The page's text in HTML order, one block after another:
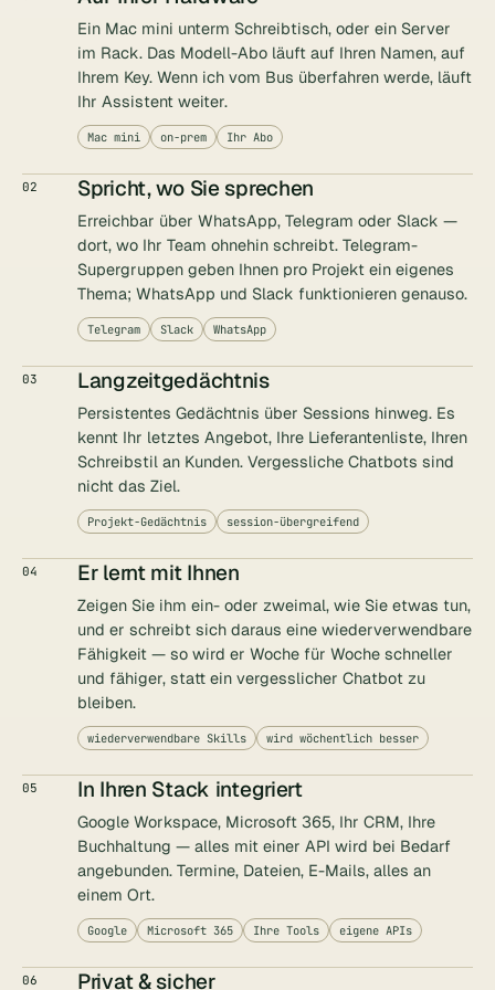
Ein Mac mini unterm Schreibtisch, oder ein Server
im Rack. Das Modell-Abo läuft auf Ihren Namen, auf
Ihrem Key. Wenn ich vom Bus überfahren werde, läuft
Ihr Assistent weiter.
Mac mini on-prem Ihr Abo
02 Spricht, wo Sie sprechen
Erreichbar über WhatsApp, Telegram oder Slack —
dort, wo Ihr Team ohnehin schreibt. Telegram-
Supergruppen geben Ihnen pro Projekt ein eigenes
Thema; WhatsApp und Slack funktionieren genauso.
Telegram Slack WhatsApp
03 Langzeitgedächtnis
Persistentes Gedächtnis über Sessions hinweg. Es
kennt Ihr letztes Angebot, Ihre Lieferantenliste, Ihren
Schreibstil an Kunden. Vergessliche Chatbots sind
nicht das Ziel.
Projekt-Gedächtnis session-übergreifend
04 Er lernt mit Ihnen
Zeigen Sie ihm ein- oder zweimal, wie Sie etwas tun,
und er schreibt sich daraus eine wiederverwendbare
Fähigkeit — so wird er Woche für Woche schneller
und fähiger, statt ein vergesslicher Chatbot zu
bleiben.
wiederverwendbare Skills wird wöchentlich besser
05 In Ihren Stack integriert
Google Workspace, Microsoft 365, Ihr CRM, Ihre
Buchhaltung — alles mit einer API wird bei Bedarf
angebunden. Termine, Dateien, E-Mails, alles an
einem Ort.
Google Microsoft 365 Ihre Tools eigene APIs
06 Privat & sicher